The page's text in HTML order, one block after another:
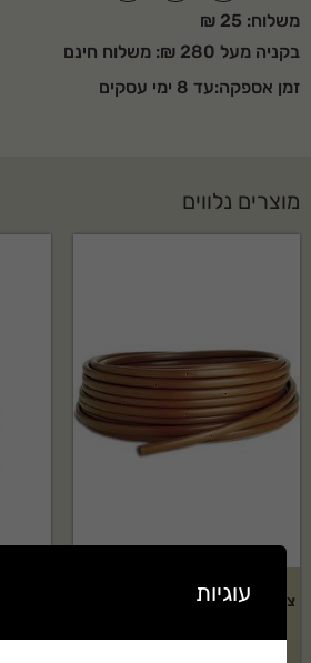
משלוח: 25 ₪
בקניה מעל 280 ₪: משלוח חינם
זמן אספקה:עד 8 ימי עסקים
מוצרים נלווים
עוגיות